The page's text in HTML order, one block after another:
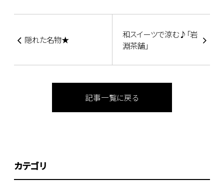
隠れた名物★
和スイーツで涼む♪「岩
淵茶舗」
記事一覧に戻る
カテゴリ